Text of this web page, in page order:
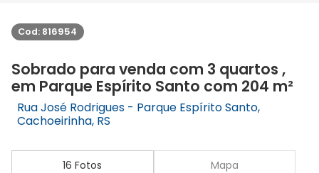
Cod: 816954
Sobrado para venda com 3 quartos ,
em Parque Espírito Santo com 204 m²
Rua José Rodrigues - Parque Espírito Santo,
Cachoeirinha, RS
16 Fotos Mapa